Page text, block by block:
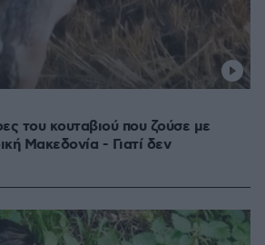
του κουταβιού που ζούσε με
Μακεδονία - Γιατί δεν